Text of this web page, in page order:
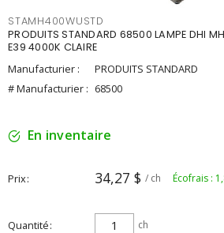
STAMH400WUSTD
PRODUITS STANDARD 68500 LAMPE DHI
E39 4000K CLAIRE
Manufacturier :
PRODUITS STANDARD
# Manufacturier : 68500
En inventaire
Prix 34,27 $ / ch Écofrais :
Quantité ch